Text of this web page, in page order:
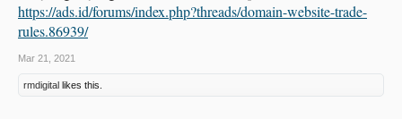
https://ads.id/forums/index.php?threads/domain-website-trade-
rules.86939/
Mar 21, 2021
rmdigital likes this.